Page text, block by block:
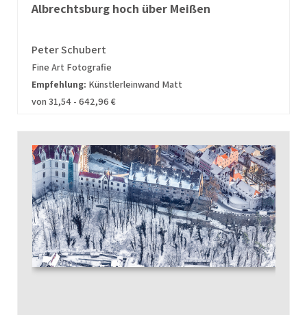
Albrechtsburg hoch über Meißen
Peter Schubert
Fine Art Fotografie
Empfehlung: Künstlerleinwand Matt
von 31,54 - 642,96 €